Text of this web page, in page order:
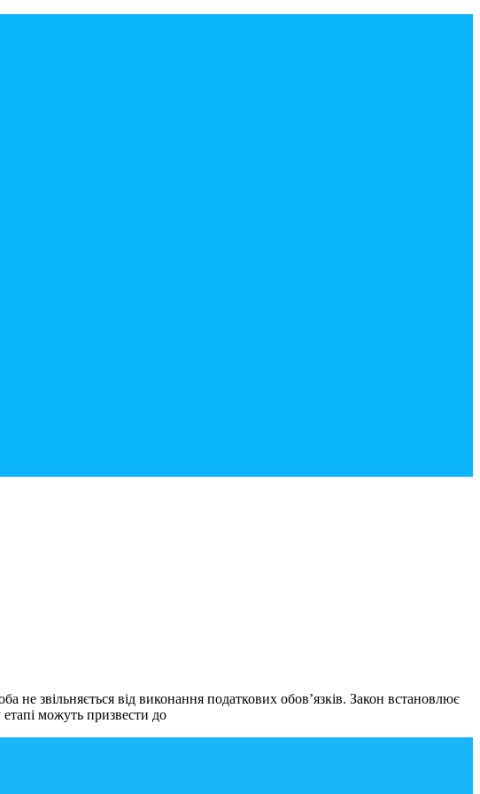
звільняється від виконання податкових обов’язків. Закон встановлює
можуть призвести до